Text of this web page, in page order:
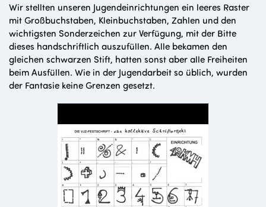
Wir stellten unseren Jugendeinrichtungen ein leeres Raster
mit Großbuchstaben, Kleinbuchstaben, Zahlen und den
wichtigsten Sonderzeichen zur Verfügung, mit der Bitte
dieses handschriftlich auszufüllen. Alle bekamen den
gleichen schwarzen Stift, hatten sonst aber alle Freiheiten
beim Ausfüllen. Wie in der Jugendarbeit so üblich, wurden
der Fantasie keine Grenzen gesetzt.